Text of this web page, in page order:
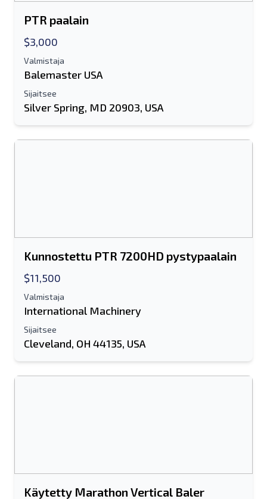
PTR paalain
$3,000
Valmistaja
Balemaster USA
Sijaitsee
Silver Spring, MD 20903, USA
Kunnostettu PTR 7200HD pystypaalain
$11,500
Valmistaja
International Machinery
Sijaitsee
Cleveland, OH 44135, USA
Käytetty Marathon Vertical Baler